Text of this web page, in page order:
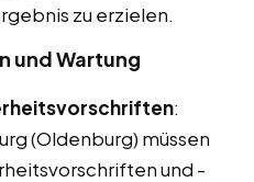
zu erzielen.
und Wartung
:
(Oldenburg) müssen
und -